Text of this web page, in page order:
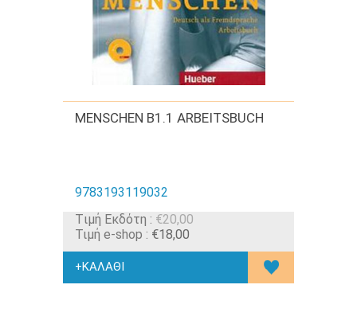
MENSCHEN B1.1 ARBEITSBUCH
9783193119032
Tιμή Εκδότη : €20,00
Τιμή e-shop : €18,00